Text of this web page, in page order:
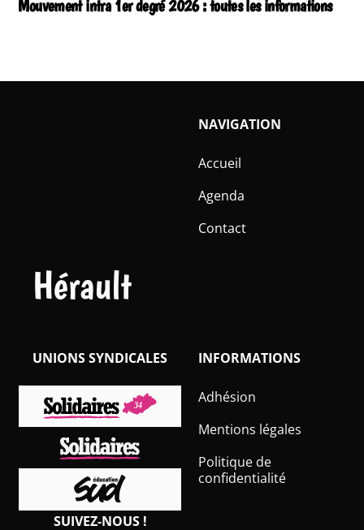
Mouvement intra 1er degré 2026 : toutes les informations
Hérault
NAVIGATION
Accueil
Agenda
Contact
INFORMATIONS
Adhésion
Mentions légales
Politique de
confidentialité
SUIVEZ-NOUS !
UNIONS SYNDICALES